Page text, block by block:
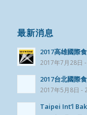
最新消息
2017高雄國際
2017年7月28日
2017台北國際
2017年5月8日 -
Taipei Int’l